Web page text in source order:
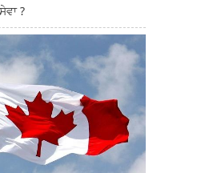
?